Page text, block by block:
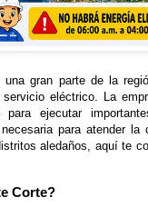
gran parte de la
servicio eléctrico. La
ejecutar
para atender
aledaños, aquí te
Corte?